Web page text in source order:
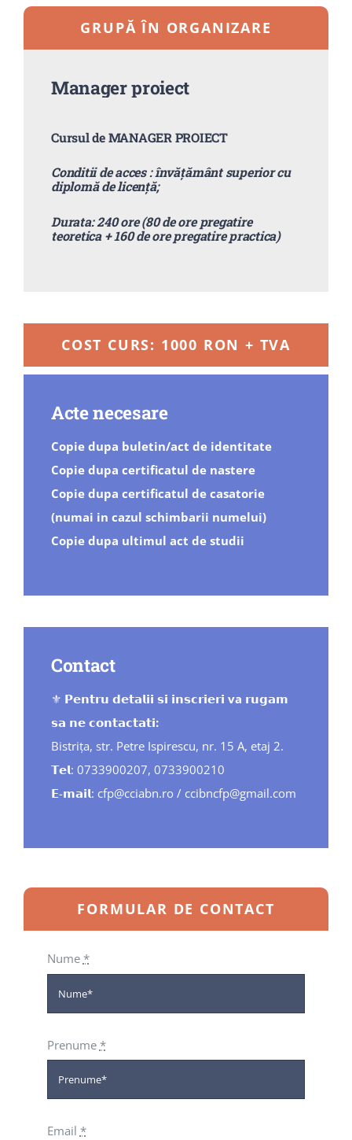
GRUPĂ ÎN ORGANIZARE
Manager proiect
Cursul deMANAGER PROIECT
Conditii de acces :învățământ superior cu
diplomă de licență;
Durata: 240 ore (80 de ore pregatire
teoretica + 160 de ore pregatire practica)
COST CURS: 1000 RON + TVA
Acte necesare
Copie dupa buletin/act de identitate
Copie dupa certificatul de nastere
Copie dupa certificatul de casatorie
(numai in cazul schimbarii numelui)
Copie dupa ultimul act de studii
Contact
⚜ 𝗣𝗲𝗻𝘁𝗿𝘂 𝗱𝗲𝘁𝗮𝗹𝗶𝗶 𝘀𝗶 𝗶𝗻𝘀𝗰𝗿𝗶𝗲𝗿𝗶 va 𝗿𝘂𝗴𝗮𝗺
𝘀𝗮 𝗻𝗲 𝗰𝗼𝗻𝘁𝗮𝗰𝘁𝗮𝘁𝗶:
Bistriţa, str. Petre Ispirescu, nr. 15 A, etaj 2.
𝗧𝗲𝗹: 0733900207, 0733900210
𝗘-𝗺𝗮𝗶𝗹: cfp@cciabn.ro / ccibncfp@gmail.com
FORMULAR DE CONTACT
Nume *
Prenume *
Email *